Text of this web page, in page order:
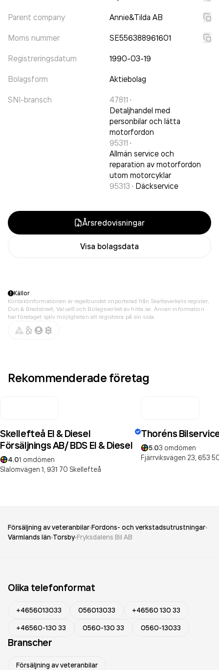
Parent company Annie&Tilda AB
Moms nummer SE556388961601
Registreringsdatum 1990-03-19
Bolagsform Aktiebolag
SNI-bransch 47811 ·
Detaljhandel med
personbilar och lätta
motorfordon
95311 ·
Allmän service och
reparation av motorfordon
utom motorcyklar
95313 · Däckservice
Årsredovisningar
Visa bolagsdata
Källor
Kontaktinformationen är regelbundet importerad från Skatteverkets register,
Dun & Bradstreet, Value8 och Bolagsverket av hitta.se. Annan information
har företaget själv möjligheten att registrera på sin sida.
Rekommenderade företag
Skellefteå El & Diesel
Försäljnings AB/ BDS El & Diesel
4.01 omdömen
Slalomvägen 1, 931 70 Skellefteå
Thoréns
5.03 omdömen
Fjärrviksvägen 23, 653
Försäljning av veteranbilar Fordons- och verkstadsutrustningar
Värmlands län Torsby Fryksdalens Bil AB
Olika telefonformat
+4656013033 056013033
+46560 130 33
+46560-130 33
0560-130 33 0560-13033
Branscher
Försäljning av veteranbilar